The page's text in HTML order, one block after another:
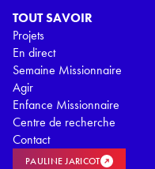
TOUT SAVOIR
Projets
En direct
Semaine Missionnaire
Agir
Enfance Missionnaire
Centre de recherche
Contact
PAULINE JARICOT